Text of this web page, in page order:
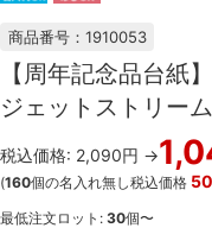
商品番号：1910053
【周年記念品台紙
ジェットストリー
税込価格: 2,090円 →
(160個の名入れ無し税込価格
最低注文ロット: 30個〜